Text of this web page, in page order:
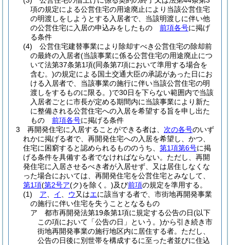
項の規定による公営住宅の用途廃止により当該公営住宅
の明渡しをしようとする入居者で、当該明渡しに伴い他
の公営住宅に入居の申込みをしたもの 前項各号に掲げ
る条件
(4)
公営住宅建替事業により除却すべき公営住宅の除却前
の最終の入居者(当該事業に係る公営住宅の用途廃止につ
いて法第37条第1項(同条第7項において準用する場合を
含む。)の規定による国土交通大臣の承認があった日にお
ける入居者で、当該事業の施行に伴い当該公営住宅の明
渡しをするものに限る。)で30日を下らない範囲内で当該
入居者ごとに市長が定める期間内に当該事業により新た
に整備される公営住宅への入居を希望する旨を申し出た
もの 前項各号に掲げる条件
3
再開発住宅に入居することができる者は、 次の各号のいず
れかに掲げる者で、再開発住宅への入居を希望し、かつ、
住宅に困窮すると認められるもののうち、 第1項第6号に掲
げる条件を具備する者でなければならない。 ただし、再開
発住宅に入居させるべき者が入居せず、又は居住しなくな
った場合においては、再開発住宅を公営住宅とみなして、
第1項(第2号ア(ク)を除く。)及び前項の規定を準用する。
(1)
ア イ ウ 又はエに該当する者で、市街地再開発事業
の施行に伴い住宅を失うこととなるもの
ア
都市再開発法第19条第1項に規定する公告の日(以下
この項において「公告の日」という。)から引き続き市
街地再開発事業の施行地区内に居住する者。 ただし、
公告の日後に別世帯を構成するに至った者並びに住込